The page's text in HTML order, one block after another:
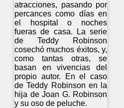
atracciones, pasando por
percances como días en
el hospital o noches
fueras de casa. La serie
de Teddy Robinson
cosechó muchos éxitos, y,
como tantas otras, se
basan en vivencias del
propio autor. En el caso
de Teddy Robinson en la
hija de Joan G. Robinson
y su oso de peluche.